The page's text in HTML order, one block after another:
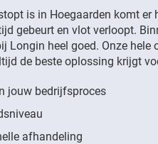
is in Hoegaarden komt er
gebeurt en vlot verloopt.
Longin heel goed. Onze
de beste oplossing krijgt
jouw bedrijfsproces
afhandeling